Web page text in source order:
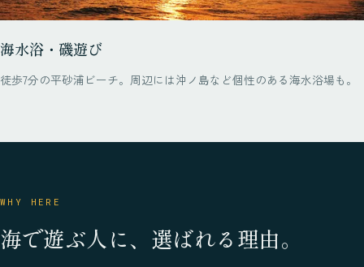
海水浴・磯遊び
徒歩7分の平砂浦ビーチ。周辺には沖ノ島など個性のある海水浴場も。
WHY HERE
海で遊ぶ人に、選ばれる理由。